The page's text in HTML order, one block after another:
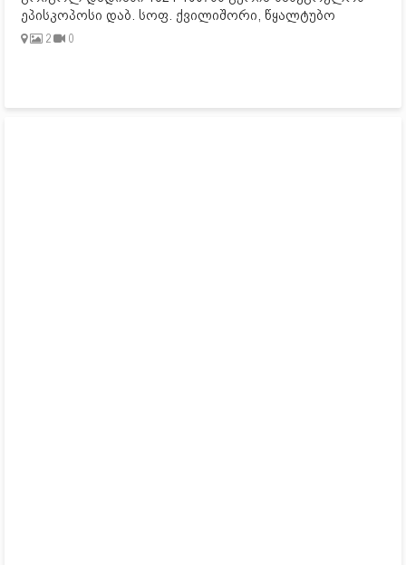
ეპისკოპოსი დაბ. სოფ. ქვილიშორი, წყალტუბო
2 0